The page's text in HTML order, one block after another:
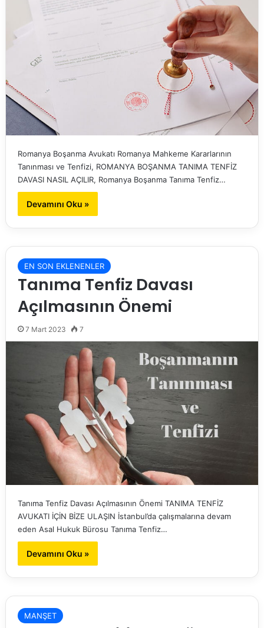
Romanya Boşanma Avukatı Romanya Mahkeme Kararlarının
Tanınması ve Tenfizi, ROMANYA BOŞANMA TANIMA TENFİZ
DAVASI NASIL AÇILIR, Romanya Boşanma Tanıma Tenfiz…
Devamını Oku »
EN SON EKLENENLER
Tanıma Tenfiz Davası
Açılmasının Önemi
7 Mart 2023 7
Tanıma Tenfiz Davası Açılmasının Önemi TANIMA TENFİZ
AVUKATI İÇİN BİZE ULAŞIN İstanbul’da çalışmalarına devam
eden Asal Hukuk Bürosu Tanıma Tenfiz…
Devamını Oku »
MANŞET